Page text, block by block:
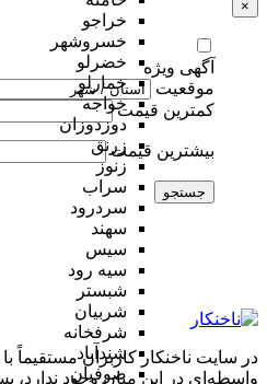
خراجو
خسروشهر
خضرلو
خمارلو
خواجه
دوزدوزان
زرنق
زنوز
سراب
سردرود
سهند
سیس
سیه رود
شبستر
شربیان
شرفخانه
شندآباد
صوفیان
×
آگهی ویژه
موقعیت
کمترین قیمت
بیشترین قیمت
جستجو
در سایت ناخنکار کاربران مستقیماً
واسطه‌ای در این میان وجود ندارد،